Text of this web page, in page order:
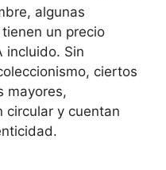
algunas
un precio
incluido. Sin
ciertos
mayores,
circular y cuentan